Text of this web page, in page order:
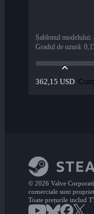
Șablonul modelului:
Gradul de uzură:
362,15 USD
© 2026 Valve
comerciale sunt
Toate prețurile includ